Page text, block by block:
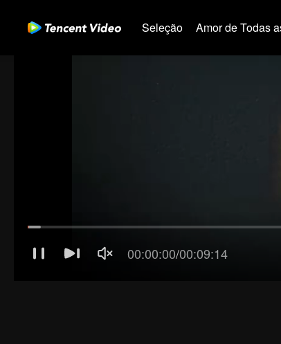
Seleção Amor de Todas